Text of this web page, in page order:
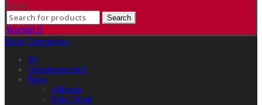
close
Search
for:
Search
Wishlist 0
Back Categories
All
Uncategorized
Buku
Artbook
Buku Anak